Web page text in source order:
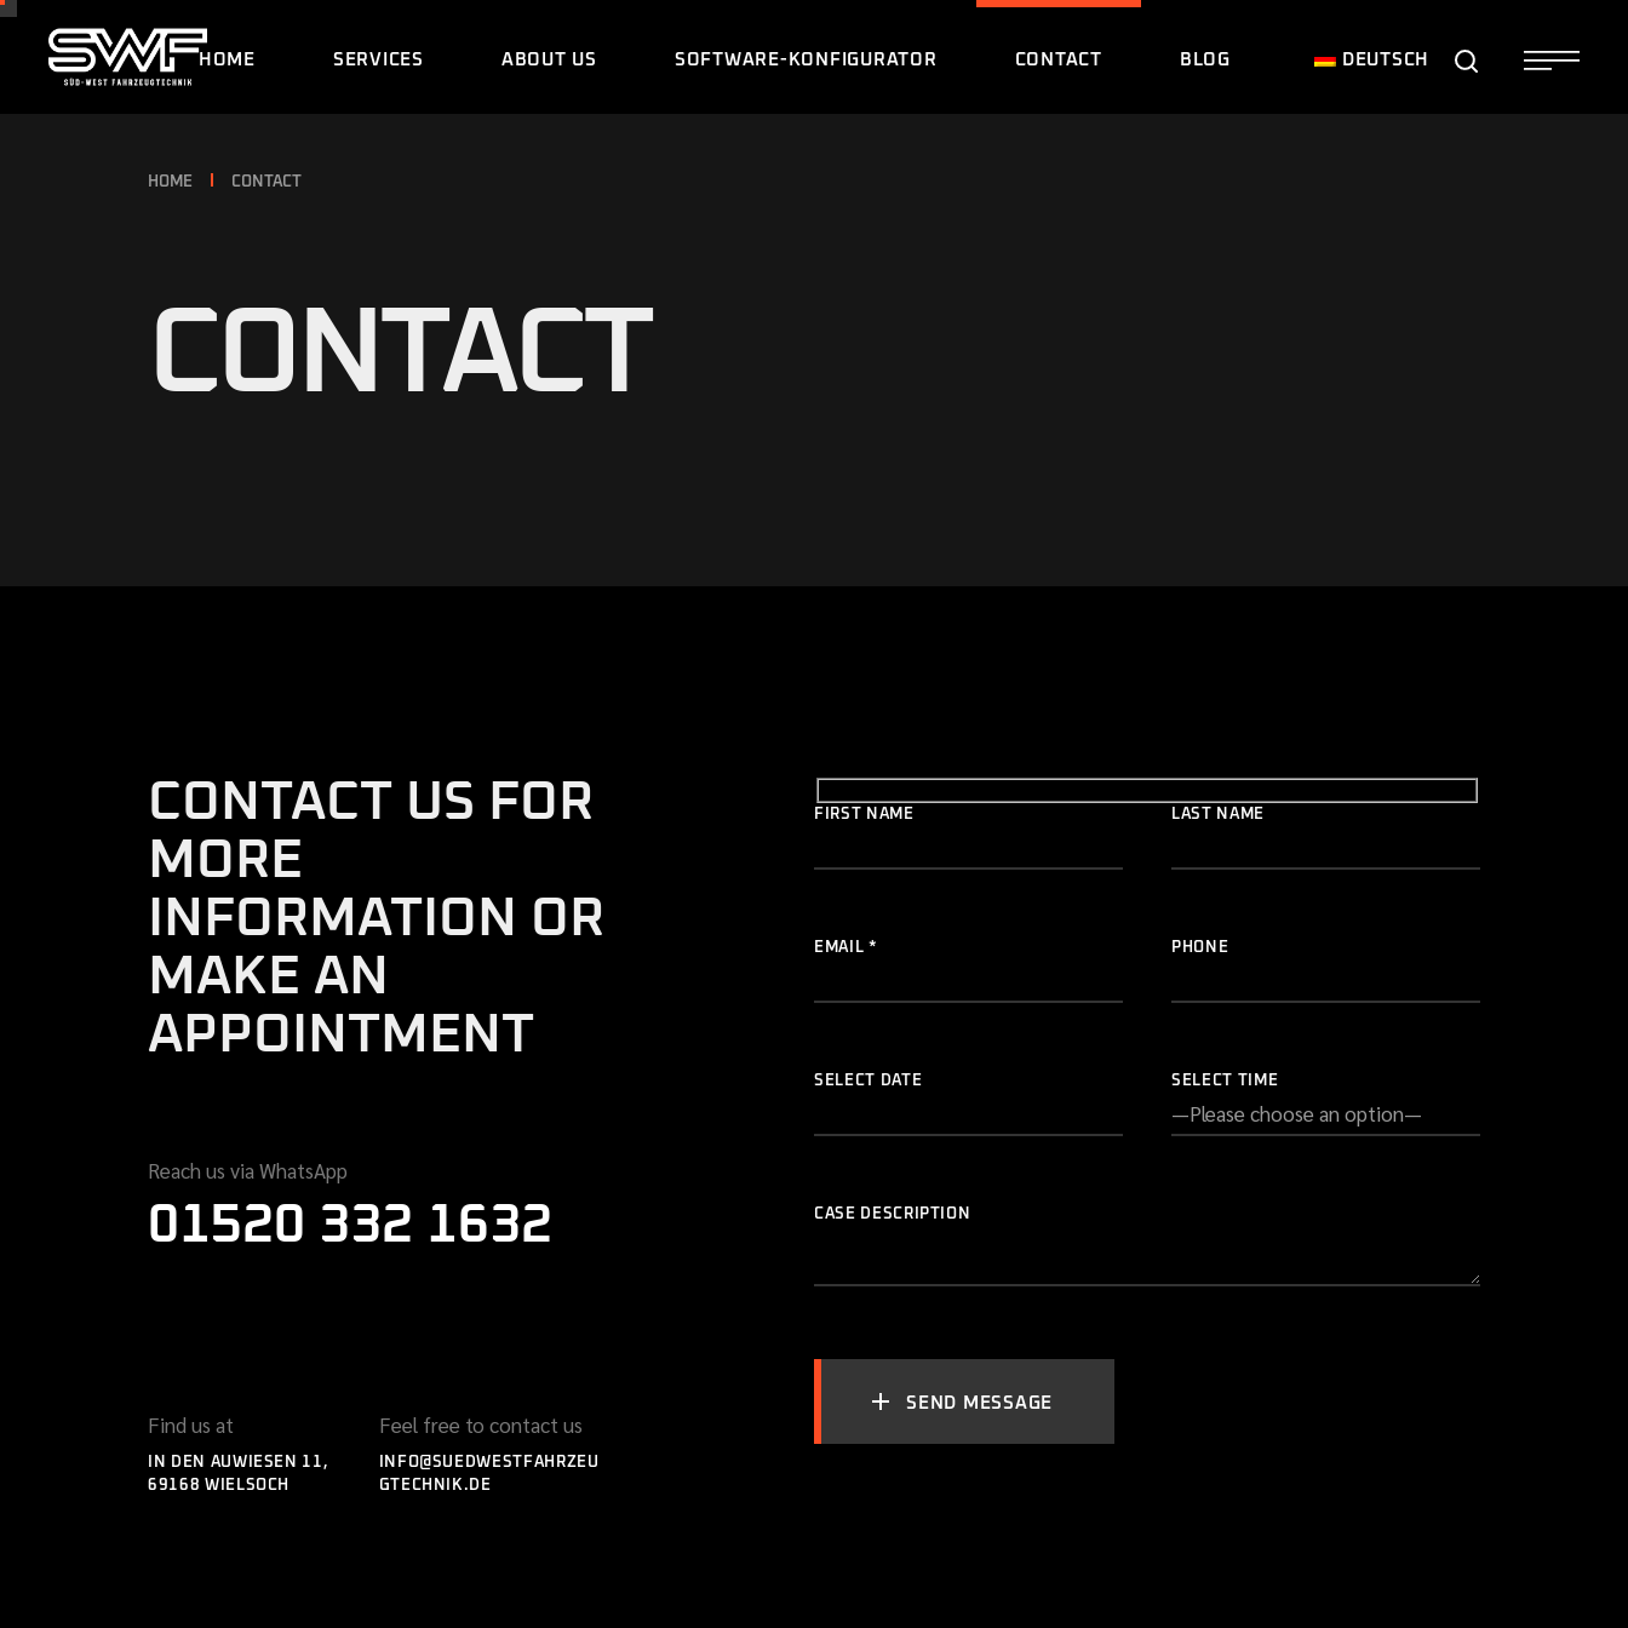
HOME SERVICES ABOUT US SOFTWARE-KONFIGURATOR CONTACT BLOG DEUTSCH
HOME CONTACT
CONTACT
CONTACT US FOR
MORE
INFORMATION OR
MAKE AN
APPOINTMENT
Reach us via WhatsApp
01520 332 1632
Find us at
IN DEN AUWIESEN 11,
69168 WIELSOCH
Feel free to contact us
INFO@SUEDWESTFAHRZEU
GTECHNIK.DE
FIRST NAME LAST NAME
EMAIL * PHONE
SELECT DATE SELECT TIME
CASE DESCRIPTION
SEND MESSAGE